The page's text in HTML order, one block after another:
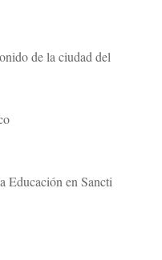
de la ciudad del
Educación en Sancti